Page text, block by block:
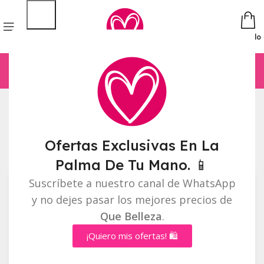
Ofertas Exclusivas En La
Palma De Tu Mano. 📱
Suscríbete a nuestro canal de WhatsApp
y no dejes pasar los mejores precios de
Que Belleza.
¡Quiero mis ofertas! 🛍️
Pedido
Página 6
Mostrando 61–72 de 73 resultados
Barra lateral